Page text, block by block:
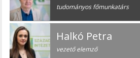
tudományos főmunkatárs
Halkó Petra
vezető elemző